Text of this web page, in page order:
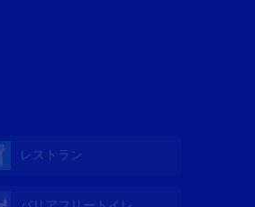
レストラン